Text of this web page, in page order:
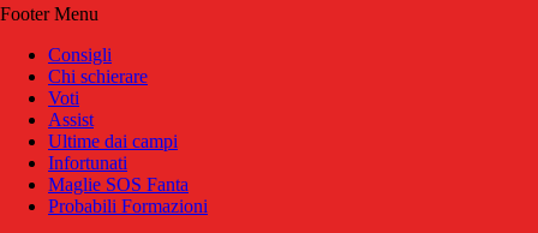
Footer Menu
Consigli
Chi schierare
Voti
Assist
Ultime dai campi
Infortunati
Maglie SOS Fanta
Probabili Formazioni